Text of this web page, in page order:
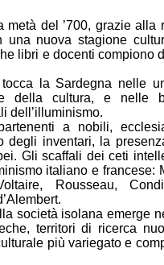
metà del ’700, grazie alla
nuova stagione
libri e docenti compiono
tocca la Sardegna nelle
della cultura, e nelle
dell’illuminismo.
a nobili,
degli inventari, la
Gli scaffali dei ceti
italiano e francese:
Rousseau,
società isolana emerge
territori di ricerca
più variegato e